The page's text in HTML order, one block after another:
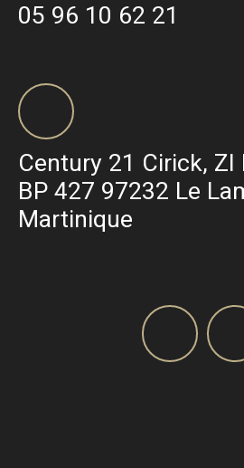
05 96 10 62 21
Century 21 Cirick, ZI
BP 427 97232 Le
Martinique